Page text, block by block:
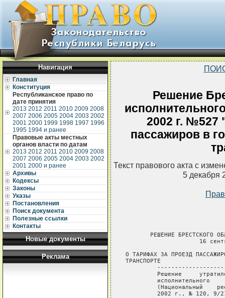
Навигация
Главная
Конституция
Республиканское право по
дате принятия
2013 2012 2011 2010 2009 2008
2007 2006 2005 2004 2003 2002
2001 2000 1999 1998 1997 1996
1995 1994 и ранее
Правовые акты местных
органов власти по датам
2013 2012 2011 2010 2009 2008
2007 2006 2005 2004 2003 2002
2001 2000 и ранее
Архивы
Кодексы
Законы
Указы
Постановления
Поиск документа
Полезные ссылки
Контакты
Новые документы
Реклама
Решение
2002 г. №527
пассажиров в
Текст правового акта с
5 декабря
РЕШЕНИЕ БРЕСТСКОГО
16
О ТАРИФАХ ЗА ПРОЕЗД
ТРАНСПОРТЕ
Решение
исполнительного
(Национальный
2002 г., № 120, 9/